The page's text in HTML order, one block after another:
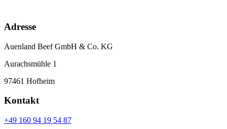
Adresse
Auenland Beef GmbH & Co. KG
Aurachsmühle 1
97461 Hofheim
Kontakt
+49 160 94 19 54 87